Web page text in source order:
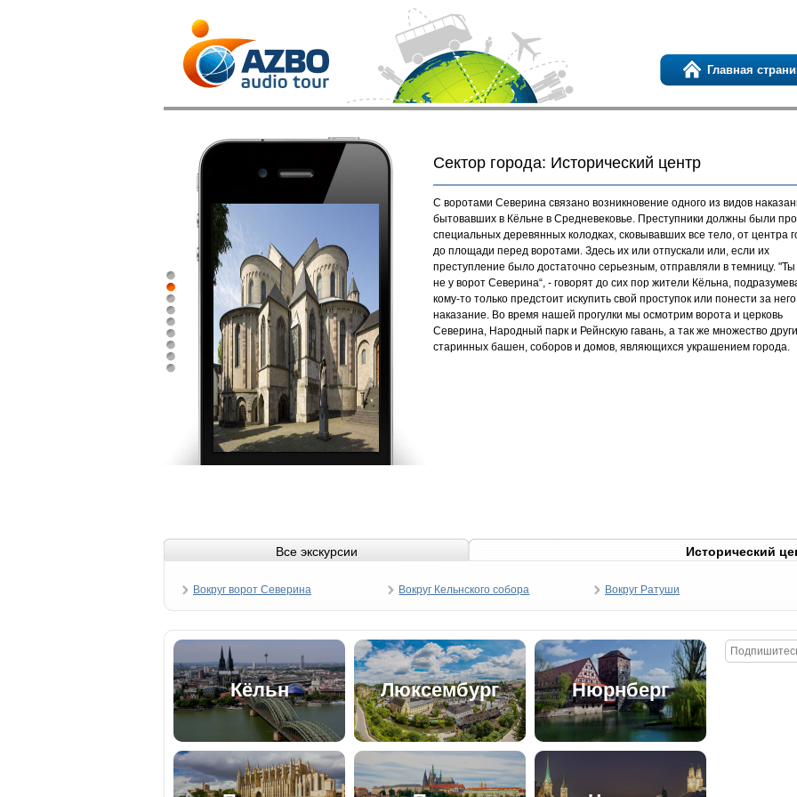
Главная
Сектор города: Исторический центр
С воротами Северина связано возникновение одного из видов
бытовавших в Кёльне в Средневековье. Преступники должны были
специальных деревянных колодках, сковывавших все тело, от центра
до площади перед воротами. Здесь их или отпускали или, если их
преступление было достаточно серьезным, отправляли в темницу.
не у ворот Северина“, - говорят до сих пор жители Кёльна,
кому-то только предстоит искупить свой проступок или понести за него
наказание. Во время нашей прогулки мы осмотрим ворота и церковь
Северина, Народный парк и Рейнскую гавань, а так же множество
старинных башен, соборов и домов, являющихся украшением города.
Все экскурсии Исторический
Вокруг ворот Северина Вокруг Кельнского собора Вокруг Ратуши
Кёльн Люксембург Нюрнберг